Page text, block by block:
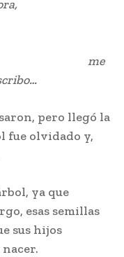
pero llegó la
fue olvidado y,
ya que
esas semillas
sus hijos